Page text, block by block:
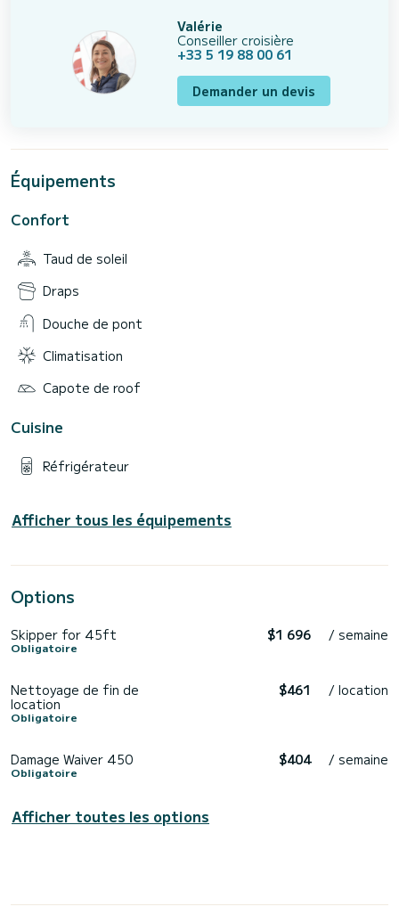
Valérie
Conseiller croisière
+33 5 19 88 00 61
Demander un devis
Équipements
Confort
Taud de soleil
Draps
Douche de pont
Climatisation
Capote de roof
Cuisine
Réfrigérateur
Afficher tous les équipements
Options
Skipper for 45ft
Obligatoire
$1 696 / semaine
Nettoyage de fin de
location
Obligatoire
$461 / location
Damage Waiver 450
Obligatoire
$404 / semaine
Afficher toutes les options